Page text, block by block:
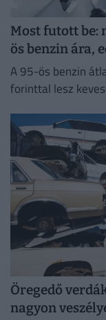
Most futott be:
ös benzin ára,
A 95-ös benzin
forinttal lesz
Öregedő
nagyon